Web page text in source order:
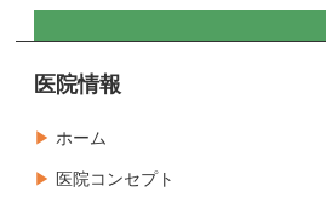
医院情報
ホーム
医院コンセプト